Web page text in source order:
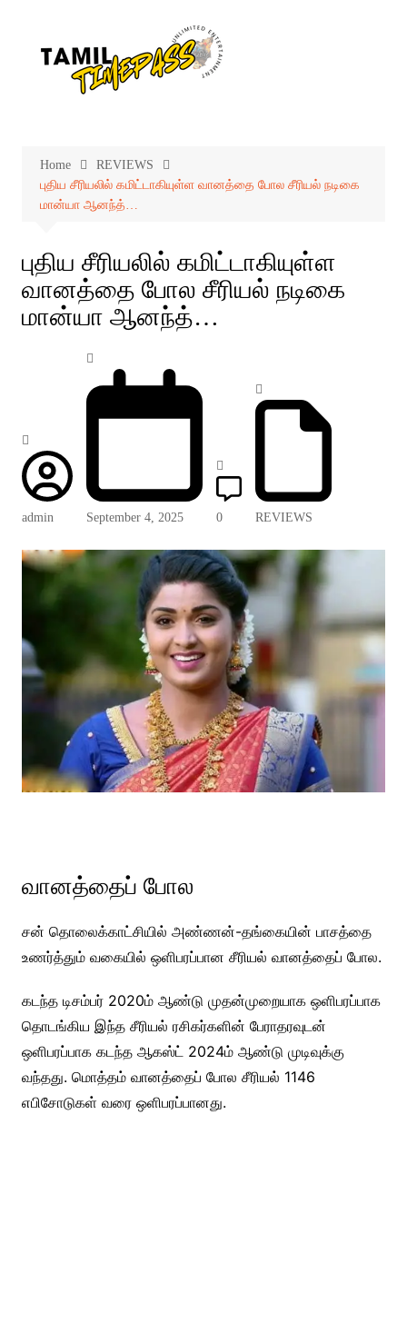
Home
REVIEWS
புதிய சீரியலில் கமிட்டாகியுள்ள வானத்தை போல சீரியல் நடிகை
மான்யா ஆனந்த்…
புதிய சீரியலில் கமிட்டாகியுள்ள
வானத்தை போல சீரியல் நடிகை
மான்யா ஆனந்த்…
admin September 4, 2025 0 REVIEWS
வானத்தைப் போல
சன் தொலைக்காட்சியில் அண்ணன்-தங்கையின் பாசத்தை
உணர்த்தும் வகையில் ஒளிபரப்பான சீரியல் வானத்தைப் போல.
கடந்த டிசம்பர் 2020ம் ஆண்டு முதன்முறையாக ஒளிபரப்பாக
தொடங்கிய இந்த சீரியல் ரசிகர்களின் பேராதரவுடன்
ஒளிபரப்பாக கடந்த ஆகஸ்ட் 2024ம் ஆண்டு முடிவுக்கு
வந்தது. மொத்தம் வானத்தைப் போல சீரியல் 1146
எபிசோடுகள் வரை ஒளிபரப்பானது.